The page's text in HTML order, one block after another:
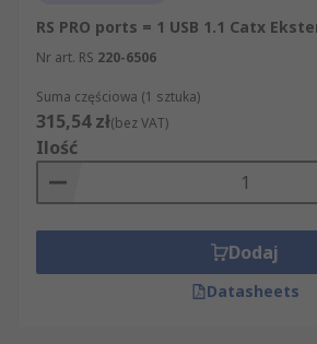
RS PRO ports = 1 USB 1.1 Catx
Nr art. RS 220-6506
Suma częściowa (1 sztuka)
315,54 zł(bez VAT)
Ilość
Dodaj
Datasheets